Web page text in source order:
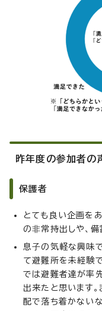
昨年度の参加者の
保護者
とても良い企画を
の⾮常持出しや、備
息⼦の気軽な興味
て避難所を未経験
では避難者達が率
出来たと思います
配で落ち着かない